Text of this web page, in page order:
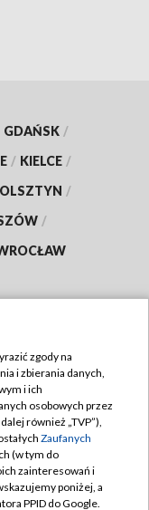
GDAŃSK /
/ KIELCE /
OLSZTYN /
/
zgody na
i zbierania danych,
i ich
osobowych przez
również „TVP”),
Zaufanych
(w tym do
zainteresowań i
poniżej, a
PPID do Google.